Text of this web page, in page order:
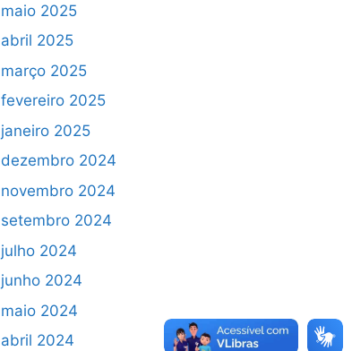
maio 2025
abril 2025
março 2025
fevereiro 2025
janeiro 2025
dezembro 2024
novembro 2024
setembro 2024
julho 2024
junho 2024
maio 2024
abril 2024